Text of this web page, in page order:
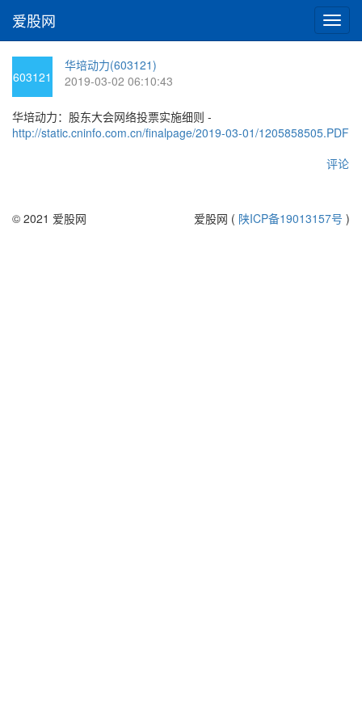
切
换
爱股网
603121
华培动力(603121)
2019-03-02 06:10:43
华培动力：股东大会网络投票实施细则 -
http://static.cninfo.com.cn/finalpage/2019-03-01/1205858505.PDF
评论
© 2021 爱股网 爱股网 ( 陕ICP备19013157号 )